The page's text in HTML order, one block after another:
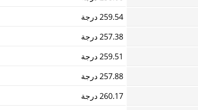
259.54 درجة
257.38 درجة
259.51 درجة
257.88 درجة
260.17 درجة